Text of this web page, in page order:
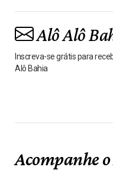
Alô Alô
Inscreva-se grátis para
Alô Bahia
Acompanhe